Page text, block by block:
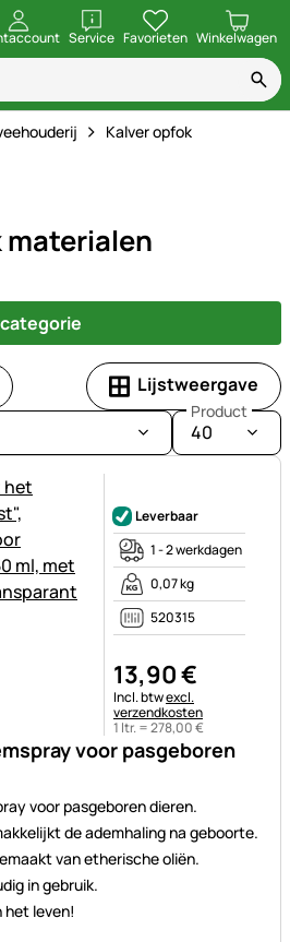
ServiceopenenFavorieten Winkelwagen
Kalver opfok
materialen
Lijstweergave
Product
40
voor pasgeboren
voor pasgeboren dieren.
de ademhaling na geboorte.
van etherische oliën.
in gebruik.
het leven!
Leverbaar
1 - 2 werkdagen
0,07 kg
520315
13,90€
Belastinginformatie:
Incl. btwexcl.
verzendkosten
1 ltr. =278,00€